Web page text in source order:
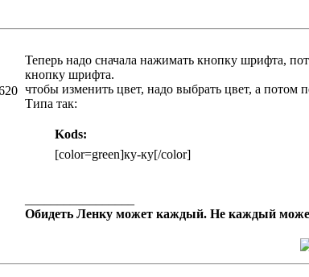
Теперь надо сначала нажимать кнопку шрифта,
кнопку шрифта.
чтобы изменить цвет, надо выбрать цвет, а потом
Типа так:
Kods:
[color=green]ку-ку[/color]
Обидеть Ленку может каждый. Не каждый